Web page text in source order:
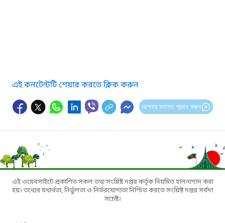
এই কনটেন্টটি শেয়ার করতে ক্লিক করুন
আপনার মতামত প্রদান করুন
এই ওয়েবসাইটে প্রকাশিত সকল তথ্য সংশ্লিষ্ট দপ্তর কর্তৃক নিয়মিত হালনাগাদ করা
হয়। তথ্যের যথার্থতা, নির্ভুলতা ও নির্ভরযোগ্যতা নিশ্চিত করতে সংশ্লিষ্ট দপ্তর সর্বদা
সচেষ্ট।